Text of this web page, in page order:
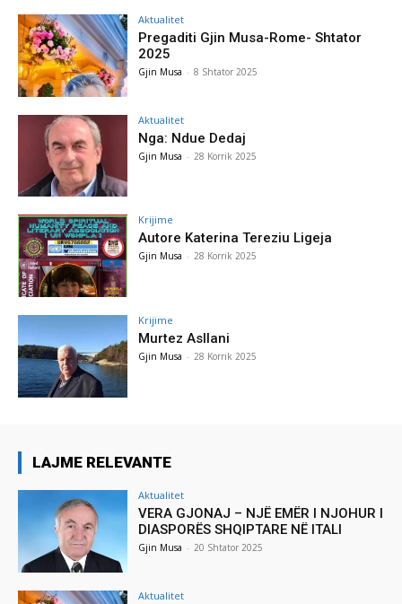
Aktualitet
Pregaditi Gjin Musa-Rome- Shtator
2025
Gjin Musa - 8 Shtator 2025
Aktualitet
Nga: Ndue Dedaj
Gjin Musa - 28 Korrik 2025
Krijime
Autore Katerina Tereziu Ligeja
Gjin Musa - 28 Korrik 2025
Krijime
Murtez Asllani
Gjin Musa - 28 Korrik 2025
LAJME RELEVANTE
Aktualitet
VERA GJONAJ – NJË EMËR I NJOHUR I
DIASPORËS SHQIPTARE NË ITALI
Gjin Musa - 20 Shtator 2025
Aktualitet